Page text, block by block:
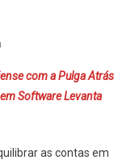
com a Pulga Atrás
Software Levanta
as contas em